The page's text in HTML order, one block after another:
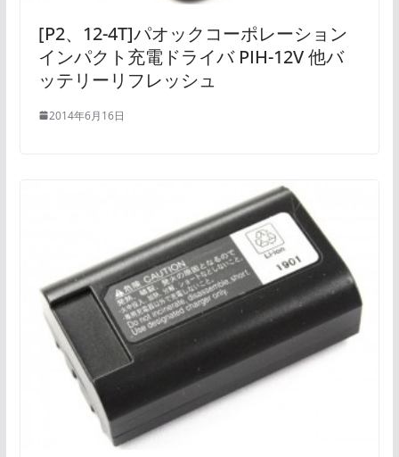
[P2、12-4T]パオックコーポレーション
インパクト充電ドライバ PIH-12V 他バ
ッテリーリフレッシュ
2014年6月16日